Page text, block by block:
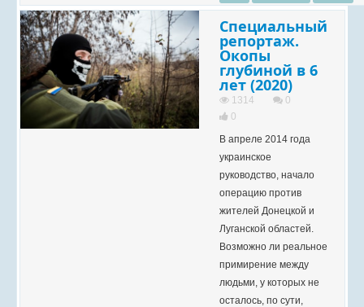
Специальный
репортаж.
Окопы
глубиной в 6
лет (2020)
1314
0
0
В апреле 2014 года
украинское
руководство, начало
операцию против
жителей Донецкой и
Луганской областей.
Возможно ли реальное
примирение между
людьми, у которых не
осталось, по сути,